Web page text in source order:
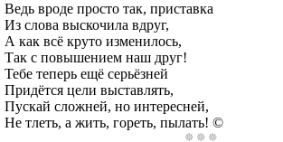
Ведь вроде просто так, приставка
Из слова выскочила вдруг,
А как всё круто изменилось,
Так с повышением наш друг!
Тебе теперь ещё серьёзней
Придётся цели выставлять,
Пускай сложней, но интересней,
Не тлеть, а жить, гореть, пылать! ©